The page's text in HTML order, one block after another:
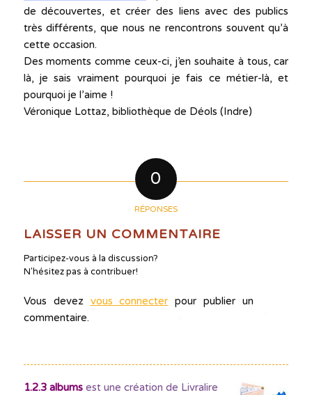
de découvertes, et créer des liens avec des publics
très différents, que nous ne rencontrons souvent qu’à
cette occasion.
Des moments comme ceux-ci, j’en souhaite à tous, car
là, je sais vraiment pourquoi je fais ce métier-là, et
pourquoi je l’aime !
Véronique Lottaz, bibliothèque de Déols (Indre)
0
RÉPONSES
LAISSER UN COMMENTAIRE
Participez-vous à la discussion?
N'hésitez pas à contribuer!
Vous devez vous connecter pour publier un
commentaire.
1.2.3 albumsest une création de Livralire